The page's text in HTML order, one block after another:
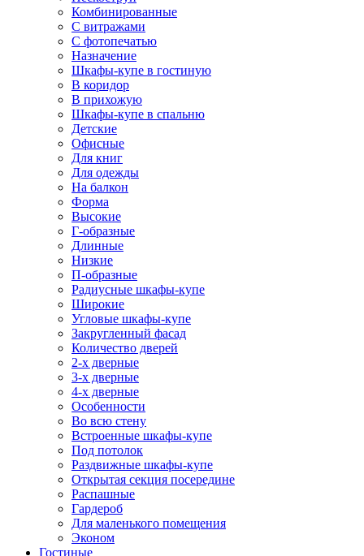
Комбинированные
С витражами
С фотопечатью
Назначение
Шкафы-купе в гостиную
В коридор
В прихожую
Шкафы-купе в спальню
Детские
Офисные
Для книг
Для одежды
На балкон
Форма
Высокие
Г-образные
Длинные
Низкие
П-образные
Радиусные шкафы-купе
Широкие
Угловые шкафы-купе
Закругленный фасад
Количество дверей
2-х дверные
3-х дверные
4-х дверные
Особенности
Во всю стену
Встроенные шкафы-купе
Под потолок
Раздвижные шкафы-купе
Открытая секция посередине
Распашные
Гардероб
Для маленького помещения
Эконом
Гостиные